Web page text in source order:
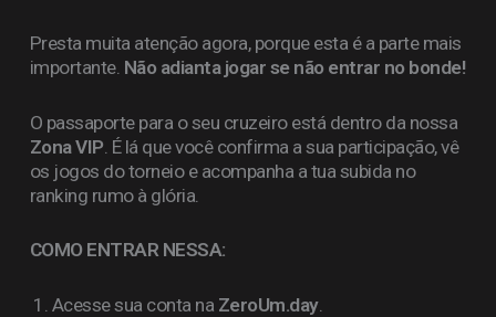
Presta muita atenção agora, porque esta é a parte mais
importante. Não adianta jogar se não entrar no bonde!
O passaporte para o seu cruzeiro está dentro da nossa
Zona VIP . É lá que você confirma a sua participação, vê
os jogos do torneio e acompanha a tua subida no
ranking rumo à glória.
COMO ENTRAR NESSA:
Acesse sua conta na ZeroUm.day.